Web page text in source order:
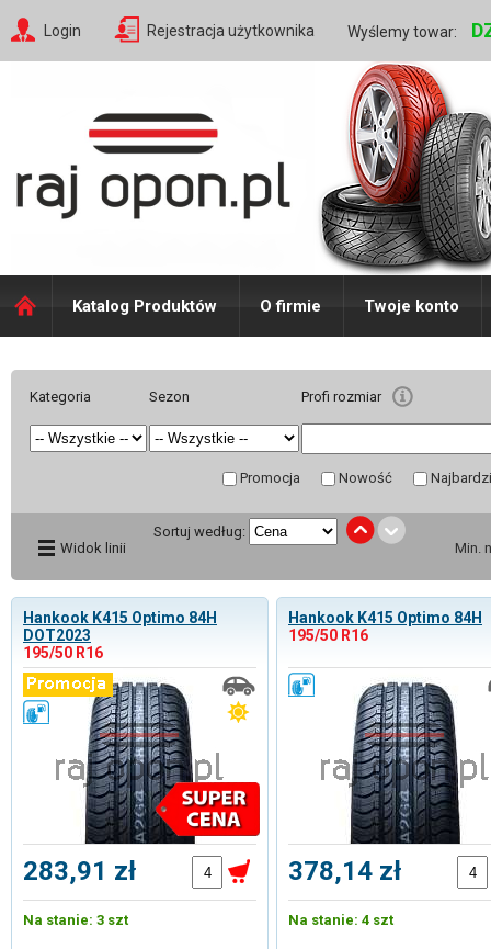
Login Rejestracja użytkownika Wyślemy towar:
Katalog Produktów O firmie Twoje konto
Kategoria Sezon Profi rozmiar
Promocja Nowość
Min.
Widok linii
Sortuj według:
Hankook K415 Optimo 84H
DOT2023
195/50 R16
283,91 zł
Na stanie: 3 szt
Hankook K415 Optimo 84H
195/50 R16
378,14 zł
Na stanie: 4 szt